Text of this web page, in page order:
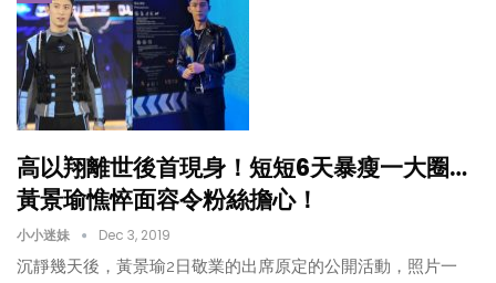
高以翔離世後首現身！短短6天暴瘦一大圈…
黃景瑜憔悴面容令粉絲擔心！
小小迷妹 Dec 3, 2019
沉靜幾天後，黃景瑜2日敬業的出席原定的公開活動，照片一